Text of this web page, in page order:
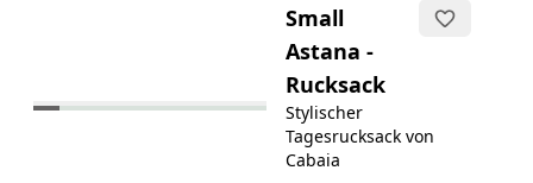
Small
Astana -
Rucksack
Stylischer
Tagesrucksack von
Cabaia